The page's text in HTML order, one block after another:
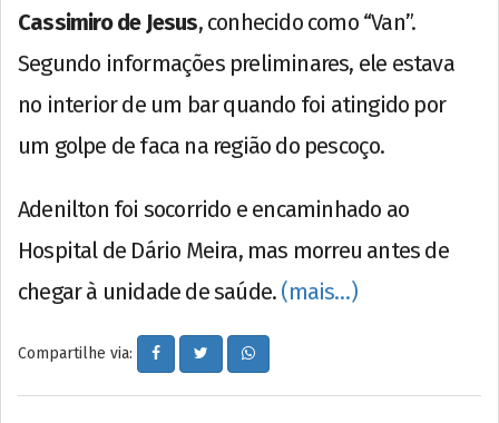
Cassimiro de Jesus, conhecido como “Van”.
Segundo informações preliminares, ele estava
no interior de um bar quando foi atingido por
um golpe de faca na região do pescoço.
Adenilton foi socorrido e encaminhado ao
Hospital de Dário Meira, mas morreu antes de
chegar à unidade de saúde. (mais…)
Compartilhe via: